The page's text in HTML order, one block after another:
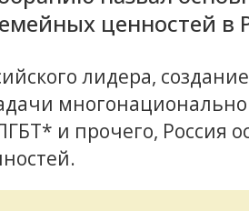
ценностей в
лидера,
и прочего, Россия